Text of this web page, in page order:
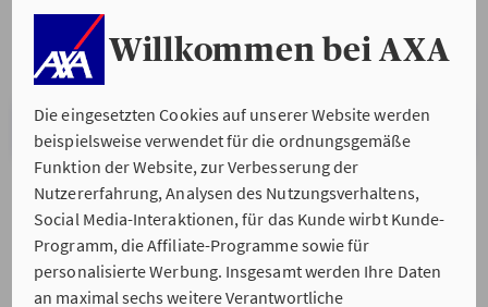
Willkommen bei AXA
Die eingesetzten Cookies auf unserer Website werden
beispielsweise verwendet für die ordnungsgemäße
Funktion der Website, zur Verbesserung der
Nutzererfahrung, Analysen des Nutzungsverhaltens,
Social Media-Interaktionen, für das Kunde wirbt Kunde-
Programm, die Affiliate-Programme sowie für
personalisierte Werbung. Insgesamt werden Ihre Daten
an maximal sechs weitere Verantwortliche
VERSTANDEN & WEITER